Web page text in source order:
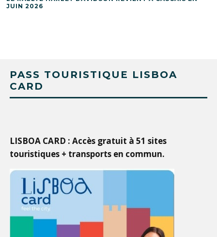
JUIN 2026
PASS TOURISTIQUE LISBOA
CARD
LISBOA CARD : Accès gratuit à 51 sites
touristiques + transports en commun.